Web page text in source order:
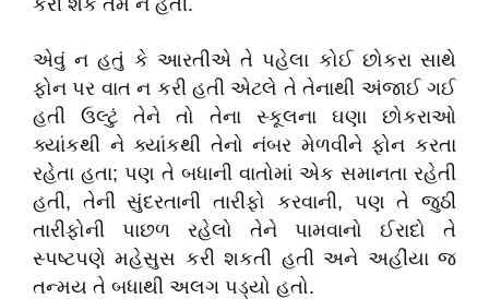
કરી શકે તેમ ન હતી.
એવું ન હતું કે આરતીએ તે પહેલા કોઈ છોકરા સાથે
ફોન પર વાત ન કરી હતી એટલે તે તેનાથી અંજાઈ ગઈ
હતી ઉલ્ટું તેને તો તેના સ્કૂલના ઘણા છોકરાઓ
ક્યાંકથી ને ક્યાંકથી તેનો નંબર મેળવીને ફોન કરતા
રહેતા હતા; પણ તે બધાની વાતોમાં એક સમાનતા રહેતી
હતી, તેની સુંદરતાની તારીફો કરવાની, પણ તે જુઠી
તારીફોની પાછળ રહેલો તેને પામવાનો ઈરાદો તે
સ્પષ્ટપણે મહેસુસ કરી શકતી હતી અને અહીંયા જ
તન્મય તે બધાથી અલગ પડ્યો હતો.